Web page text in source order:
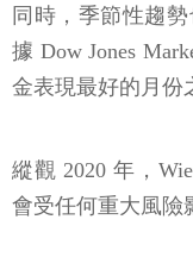
同時，季節性趨
據 Dow Jones
金表現最好的月份
縱觀 2020 年，
會受任何重大風險